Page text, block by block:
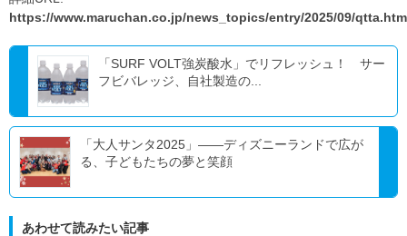
https://www.maruchan.co.jp/news_topics/entry/2025/09/
「SURF VOLT強炭酸水」でリフレッシュ！ サー
フビバレッジ、自社製造の...
「大人サンタ2025」――ディズニーランドで広が
る、子どもたちの夢と笑顔
あわせて読みたい記事